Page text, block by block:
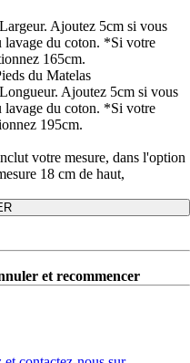
Ajoutez 5cm si vous
lavage du coton. *Si votre
165cm.
du Matelas
Ajoutez 5cm si vous
lavage du coton. *Si votre
195cm.
votre mesure, dans l'option
18 cm de haut,
et recommencer